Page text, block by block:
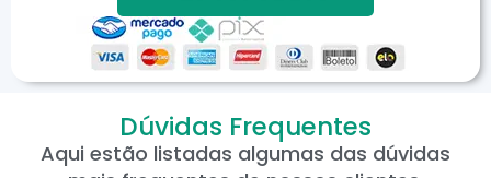
Dúvidas Frequentes
Aqui estão listadas algumas das dúvidas